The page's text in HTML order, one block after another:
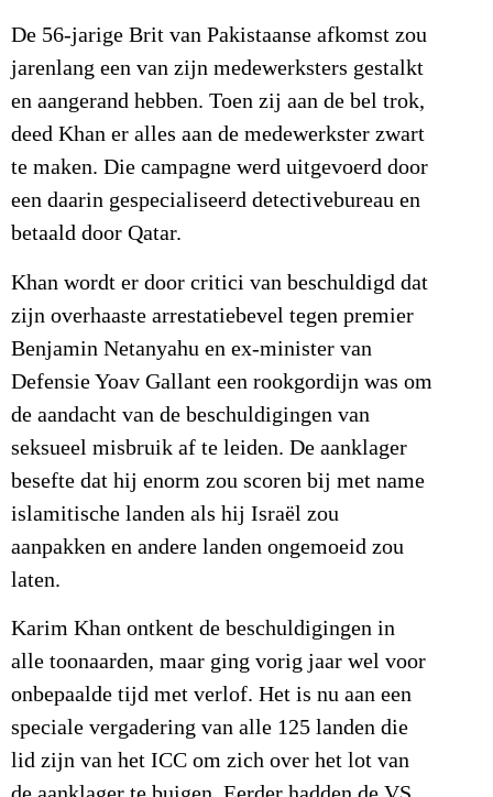
De 56-jarige Brit van Pakistaanse afkomst zou
jarenlang een van zijn medewerksters gestalkt
en aangerand hebben. Toen zij aan de bel trok,
deed Khan er alles aan de medewerkster zwart
te maken. Die campagne werd uitgevoerd door
een daarin gespecialiseerd detectivebureau en
betaald door Qatar.
Khan wordt er door critici van beschuldigd dat
zijn overhaaste arrestatiebevel tegen premier
Benjamin Netanyahu en ex-minister van
Defensie Yoav Gallant een rookgordijn was om
de aandacht van de beschuldigingen van
seksueel misbruik af te leiden. De aanklager
besefte dat hij enorm zou scoren bij met name
islamitische landen als hij Israël zou
aanpakken en andere landen ongemoeid zou
laten.
Karim Khan ontkent de beschuldigingen in
alle toonaarden, maar ging vorig jaar wel voor
onbepaalde tijd met verlof. Het is nu aan een
speciale vergadering van alle 125 landen die
lid zijn van het ICC om zich over het lot van